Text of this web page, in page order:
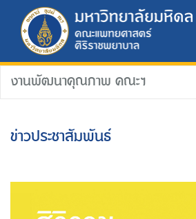
งานพัฒนาคุณภาพ คณะฯ
ข่าวประชาสัมพันธ์